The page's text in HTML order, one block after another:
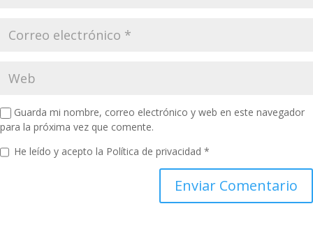
Guarda mi nombre, correo electrónico y web en este navegador
para la próxima vez que comente.
He leído y acepto la Política de privacidad *